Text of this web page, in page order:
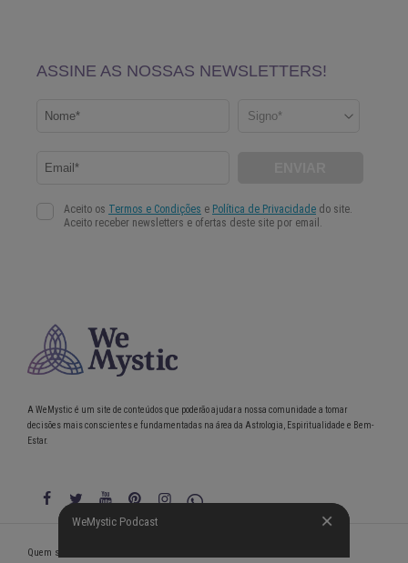
WeMystic Podcast
A WeMystic é um site de conteúdos que poderão ajudar a nossa comunidade a tomar
decisões mais conscientes e fundamentadas na área da Astrologia, Espiritualidade e Bem-
Estar.
WeMystic Podcast
Quem somos